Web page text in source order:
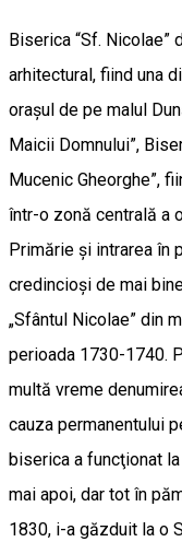
Biserica “Sf. Nicolae”
arhitectural, fiind una
orașul de pe malul
Maicii Domnului”,
Mucenic Gheorghe”,
într-o zonă centrală a
Primărie și intrarea în
credincioși de mai
„Sfântul Nicolae” din
perioada 1730-1740.
multă vreme
cauza permanentului
biserica a funcţionat
mai apoi, dar tot în
1830, i-a găzduit la o